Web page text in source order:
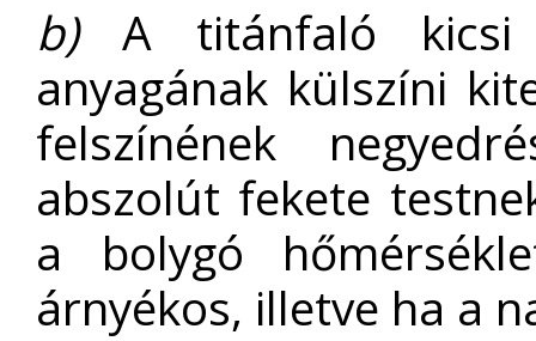
b)A titánfaló kicsi
anyagának külszíni
felszínének
abszolút fekete
a bolygó
árnyékos, illetve ha a